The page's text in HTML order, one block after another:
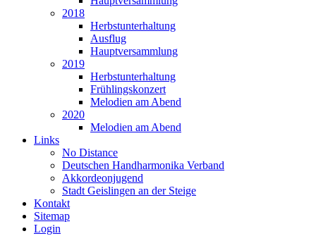
2018
Herbstunterhaltung
Ausflug
Hauptversammlung
2019
Herbstunterhaltung
Frühlingskonzert
Melodien am Abend
2020
Melodien am Abend
Links
No Distance
Deutschen Handharmonika Verband
Akkordeonjugend
Stadt Geislingen an der Steige
Kontakt
Sitemap
Login